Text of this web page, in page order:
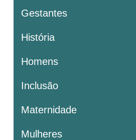
Gestantes
História
Homens
Inclusão
Maternidade
Mulheres